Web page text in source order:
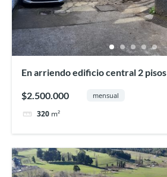
En arriendo edificio central 2 pisos
$2.500.000 mensual
320 m²